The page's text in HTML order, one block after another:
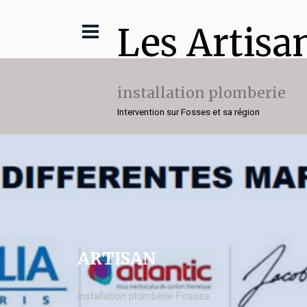
Les
installation plomberie
Intervention sur Fosses et sa région
ARTISAN
installation plomberie Fosses